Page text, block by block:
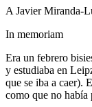
A Javier Miranda-
In memoriam
Era un febrero
y estudiaba en
que se iba a caer).
como que no había